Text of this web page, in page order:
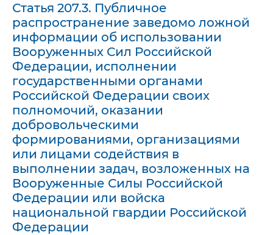
Статья 207.3. Публичное
распространение заведомо ложной
информации об использовании
Вооруженных Сил Российской
Федерации, исполнении
государственными органами
Российской Федерации своих
полномочий, оказании
добровольческими
формированиями, организациями
или лицами содействия в
выполнении задач, возложенных на
Вооруженные Силы Российской
Федерации или войска
национальной гвардии Российской
Федерации